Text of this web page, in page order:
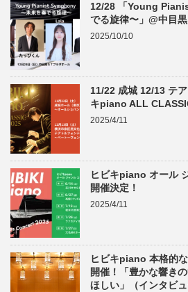
12/28 「Young
でる旋律〜」@中目黒
2025/10/10
11/22 成城 12/13 テ
キpiano ALL
2025/4/11
ヒビキpiano オール
開催決定！
2025/4/11
ヒビキpiano 本格的
開催！「豊かな響き
ほしい」（インタビュ